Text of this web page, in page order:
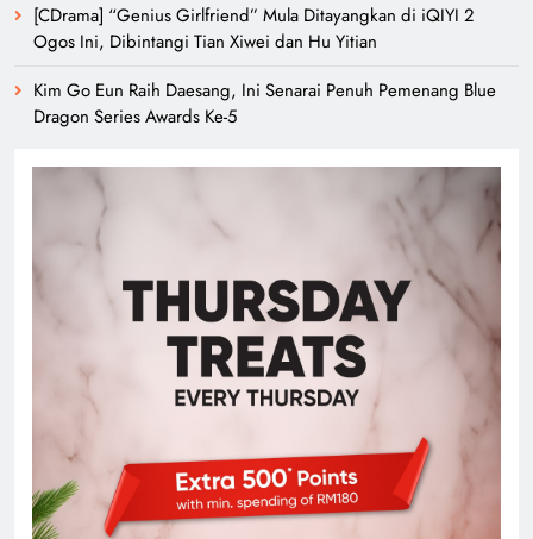
[CDrama] “Genius Girlfriend” Mula Ditayangkan di iQIYI 2
Ogos Ini, Dibintangi Tian Xiwei dan Hu Yitian
Kim Go Eun Raih Daesang, Ini Senarai Penuh Pemenang Blue
Dragon Series Awards Ke-5